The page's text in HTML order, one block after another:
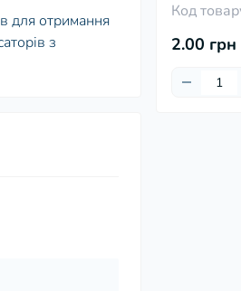
Код
2.00 грн
для отримання
з